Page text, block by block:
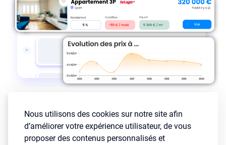
Nous utilisons des cookies sur notre site afin
d’améliorer votre expérience utilisateur, de vous
proposer des contenus personnalisés et
base DVF) pour calculer les prix moyens par m² dans toutes les
villes et quartiers de France en fonction de la typologie de votre